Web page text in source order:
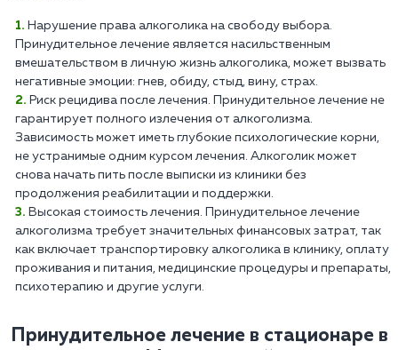
Нарушение права алкоголика на свободу выбора.
Принудительное лечение является насильственным
вмешательством в личную жизнь алкоголика, может вызвать
негативные эмоции: гнев, обиду, стыд, вину, страх.
Риск рецидива после лечения. Принудительное лечение не
гарантирует полного излечения от алкоголизма.
Зависимость может иметь глубокие психологические корни,
не устранимые одним курсом лечения. Алкоголик может
снова начать пить после выписки из клиники без
продолжения реабилитации и поддержки.
Высокая стоимость лечения. Принудительное лечение
алкоголизма требует значительных финансовых затрат, так
как включает транспортировку алкоголика в клинику, оплату
проживания и питания, медицинские процедуры и препараты,
психотерапию и другие услуги.
Принудительное лечение в стационаре в